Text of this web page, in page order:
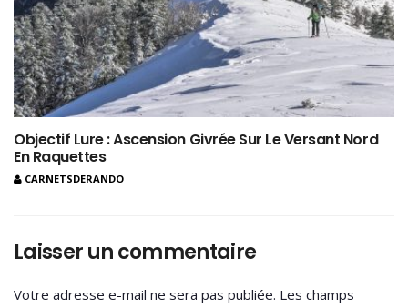
Objectif Lure : Ascension Givrée Sur Le Versant Nord
En Raquettes
CARNETSDERANDO
Laisser un commentaire
Votre adresse e-mail ne sera pas publiée. Les champs